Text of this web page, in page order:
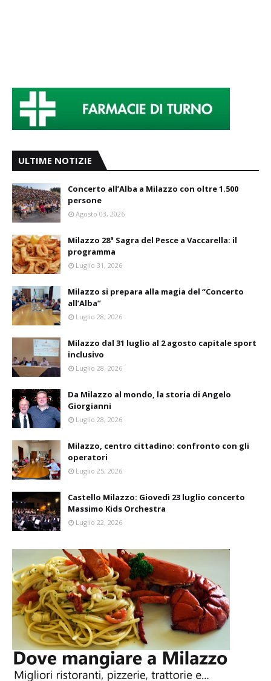
ULTIME NOTIZIE
Concerto all’Alba a Milazzo con oltre 1.500
persone
Agosto 03, 2026
Milazzo 28ª Sagra del Pesce a Vaccarella: il
programma
Luglio 31, 2026
Milazzo si prepara alla magia del “Concerto
all’Alba”
Luglio 28, 2026
Milazzo dal 31 luglio al 2 agosto capitale sport
inclusivo
Luglio 28, 2026
Da Milazzo al mondo, la storia di Angelo
Giorgianni
Luglio 28, 2026
Milazzo, centro cittadino: confronto con gli
operatori
Luglio 25, 2026
Castello Milazzo: Giovedì 23 luglio concerto
Massimo Kids Orchestra
Luglio 22, 2026